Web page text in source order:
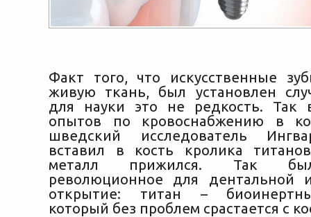
Факт того, что искусственные
живую ткань, был установлен
для науки это не редкость. Так
опытов по кровоснабжению в
шведский исследователь
вставил в кость кролика
металл прижился. Так
революционное для дентальной
открытие: титан –
который без проблем срастается с